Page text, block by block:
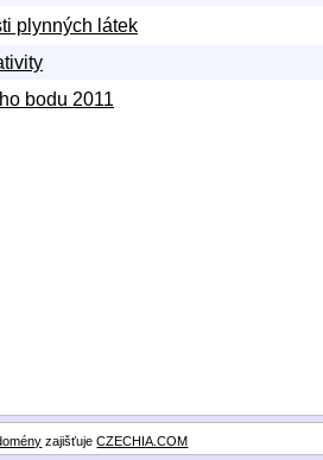
plynných látek
bodu 2011
zajišťujeCZECHIA.COM